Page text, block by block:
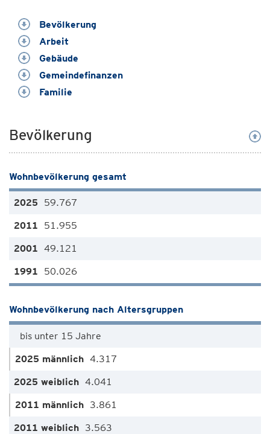
Bevölkerung
Arbeit
Gebäude
Gemeindefinanzen
Familie
Bevölkerung
Wohnbevölkerung gesamt
59.767
51.955
49.121
50.026
Wohnbevölkerung nach Altersgruppen
bis unter 15 Jahre
4.317
4.041
3.861
3.563